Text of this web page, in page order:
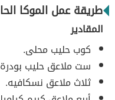
طريقة عمل الموكا
المقادير
كوب حليب محلى.
ست ملاعق حليب
ثلاث ملاعق نسكافيه.